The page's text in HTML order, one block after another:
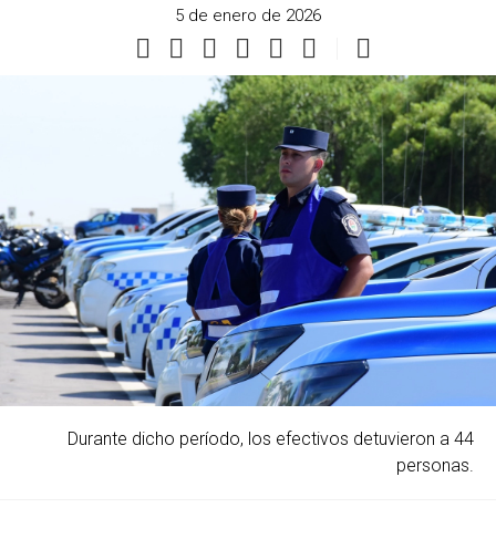
5 de enero de 2026
Durante dicho período, los efectivos detuvieron a 44
personas.